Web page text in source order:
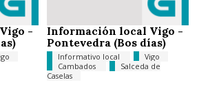
-
Información local Vigo -
Pontevedra (Bos días)
Informativo local
Vigo
Cambados
Salceda de
Caselas